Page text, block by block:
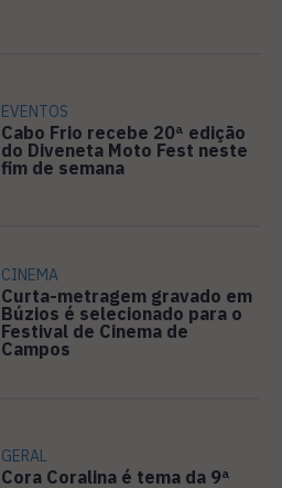
EVENTOS
Cabo Frio recebe 20ª edição
do Diveneta Moto Fest neste
fim de semana
CINEMA
Curta-metragem gravado em
Búzios é selecionado para o
Festival de Cinema de
Campos
GERAL
Cora Coralina é tema da 9ª